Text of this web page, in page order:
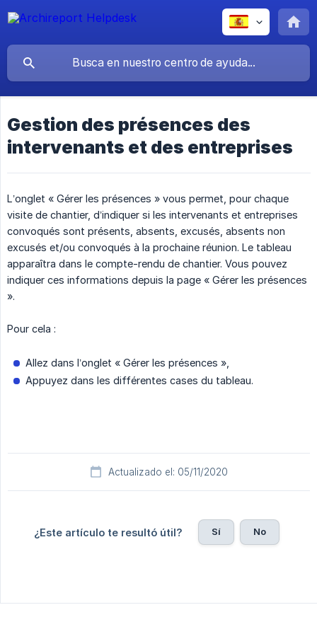
Gestion des présences des
intervenants et des entreprises
L’onglet « Gérer les présences » vous permet, pour chaque
visite de chantier, d’indiquer si les intervenants et entreprises
convoqués sont présents, absents, excusés, absents non
excusés et/ou convoqués à la prochaine réunion. Le tableau
apparaîtra dans le compte-rendu de chantier. Vous pouvez
indiquer ces informations depuis la page « Gérer les présences
».
Pour cela :
Allez dans l’onglet « Gérer les présences »,
Appuyez dans les différentes cases du tableau.
Actualizado el: 05/11/2020
¿Este artículo te resultó útil? Sí No